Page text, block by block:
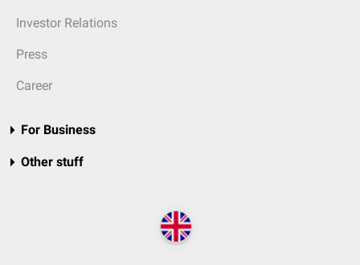
Investor Relations
Press
Career
For Business
Other stuff